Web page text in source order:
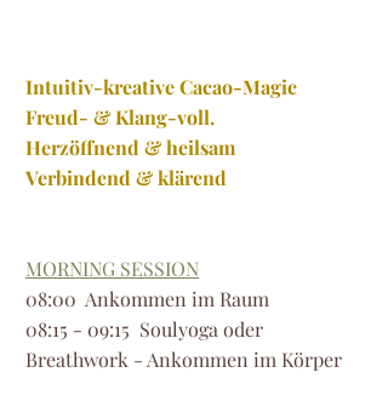
Intuitiv-kreative Cacao-Magie
Freud- & Klang-voll.
Herzöffnend & heilsam
Verbindend & klärend
MORNING SESSION
08:00 Ankommen im Raum
08:15 - 09:15 Soulyoga oder
Breathwork - Ankommen im Körper